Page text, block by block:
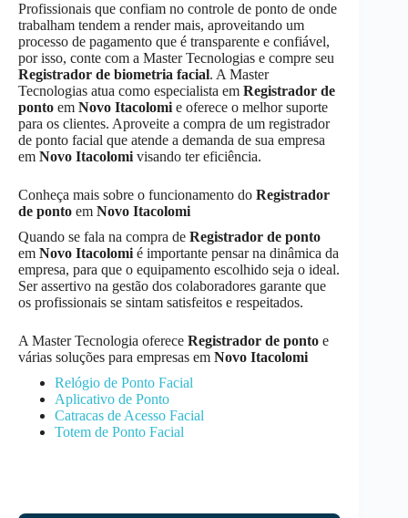
Profissionais que confiam no controle de ponto de onde
trabalham tendem a render mais, aproveitando um
processo de pagamento que é transparente e confiável,
por isso, conte com a Master Tecnologias e compre seu
Registrador de biometria facial. A Master
Tecnologias atua como especialista em Registrador de
ponto em Novo Itacolomi e oferece o melhor suporte
para os clientes. Aproveite a compra de um registrador
de ponto facial que atende a demanda de sua empresa
em Novo Itacolomi visando ter eficiência.
Conheça mais sobre o funcionamento do Registrador
de ponto em Novo Itacolomi
Quando se fala na compra de Registrador de ponto
em Novo Itacolomi é importante pensar na dinâmica da
empresa, para que o equipamento escolhido seja o ideal.
Ser assertivo na gestão dos colaboradores garante que
os profissionais se sintam satisfeitos e respeitados.
A Master Tecnologia oferece Registrador de ponto e
várias soluções para empresas em Novo Itacolomi
Relógio de Ponto Facial
Aplicativo de Ponto
Catracas de Acesso Facial
Totem de Ponto Facial